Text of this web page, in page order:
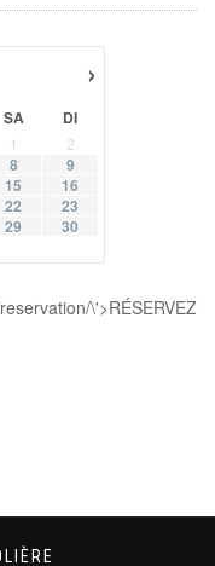
›
SA DI
1
2
8
9
15
16
22
23
29
30
\'>RÉSERVEZ